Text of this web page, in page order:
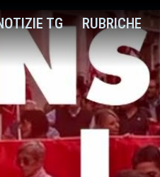
TG RUBRICHE